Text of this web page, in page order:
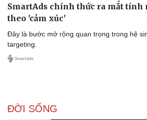
SmartAds chính thức ra mắt
theo 'cảm xúc'
Đây là bước mở rộng quan trọng trong hệ
targeting.
ĐỜI SỐNG